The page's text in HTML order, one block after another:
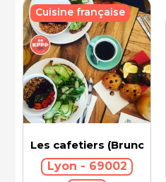
Les cafetiers (Brunch)
Lyon - 69002
Cuisine française